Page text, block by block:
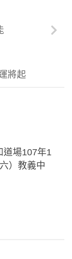
將起
場107年1
）教義中